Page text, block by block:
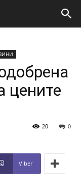
цените
0
20
Viber